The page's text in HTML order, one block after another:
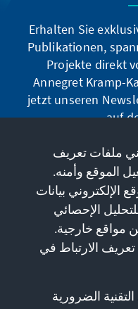
Erhalten Sie
Publikationen,
Projekte direkt
Annegret Kramp-
jetzt unseren
auf
ملفات تعريف
الموقع وأمنه.
الإلكتروني بيانات
الإحصائي
مواقع خارجية.
الارتباط في
الضرورية